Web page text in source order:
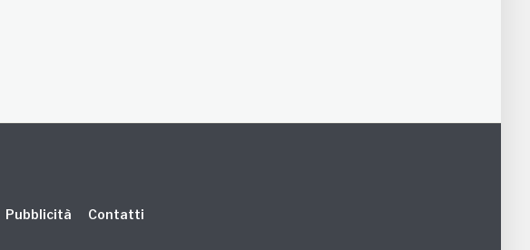
Pubblicità Contatti